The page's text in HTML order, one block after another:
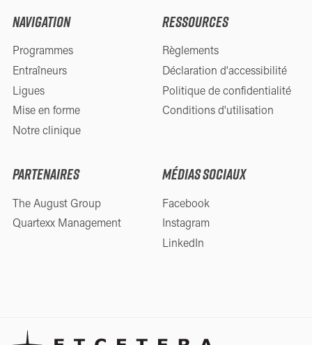
NAVIGATION
Programmes
Entraîneurs
Ligues
Mise en forme
Notre clinique
RESSOURCES
Règlements
Déclaration d'accessibilité
Politique de confidentialité
Conditions d'utilisation
PARTENAIRES
The August Group
Quartexx Management
MÉDIAS SOCIAUX
Facebook
Instagram
LinkedIn